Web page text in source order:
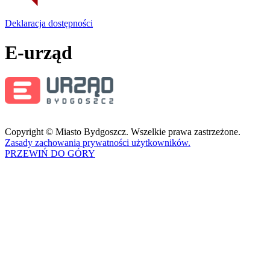
Deklaracja dostępności
E-urząd
Copyright © Miasto Bydgoszcz. Wszelkie prawa zastrzeżone.
Zasady zachowania prywatności użytkowników.
PRZEWIŃ DO GÓRY